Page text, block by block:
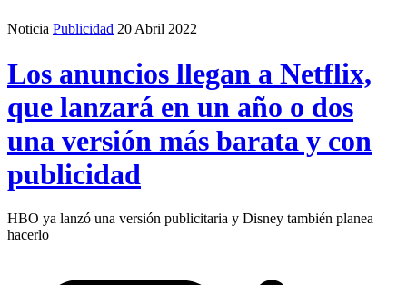
Noticia Publicidad 20 Abril 2022
Los anuncios llegan a Netflix,
que lanzará en un año o dos
una versión más barata y con
publicidad
HBO ya lanzó una versión publicitaria y Disney también planea
hacerlo